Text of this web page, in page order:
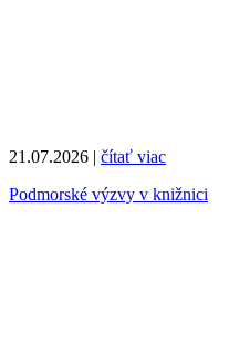
21.07.2026 | čítať viac
Podmorské výzvy v knižnici